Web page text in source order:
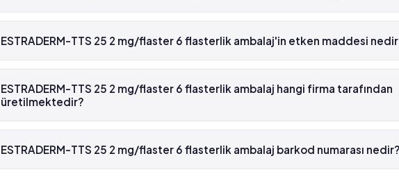
Evet, ESTRADERM-TTS 25 2 mg/flaster 6 flasterlik ambalaj beyaz reçetelidir.
ESTRADERM-TTS 25 2 mg/flaster 6 flasterlik ambalaj'in etken maddesi
ESTRADERM-TTS 25 2 mg/flaster 6 flasterlik ambalaj'in etken maddesi Estradiol 'dür.
ESTRADERM-TTS 25 2 mg/flaster 6 flasterlik ambalaj hangi firma tarafından
üretilmektedir?
ESTRADERM-TTS 25 2 mg/flaster 6 flasterlik ambalaj , Novartis tarafından
ESTRADERM-TTS 25 2 mg/flaster 6 flasterlik ambalaj barkod numarası nedir?